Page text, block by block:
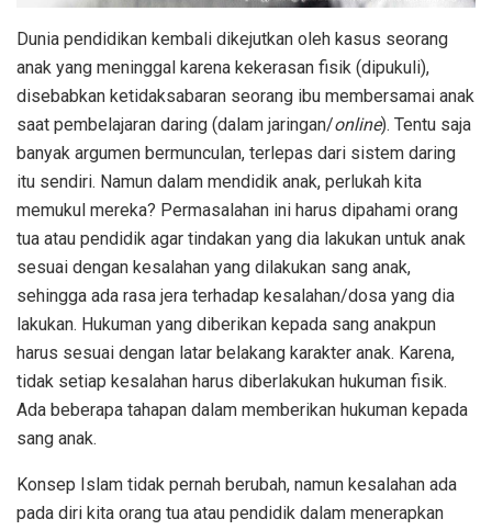
Dunia pendidikan kembali dikejutkan oleh kasus seorang
anak yang meninggal karena kekerasan fisik (dipukuli),
disebabkan ketidaksabaran seorang ibu membersamai anak
saat pembelajaran daring (dalam jaringan/online). Tentu saja
banyak argumen bermunculan, terlepas dari sistem daring
itu sendiri. Namun dalam mendidik anak, perlukah kita
memukul mereka? Permasalahan ini harus dipahami orang
tua atau pendidik agar tindakan yang dia lakukan untuk anak
sesuai dengan kesalahan yang dilakukan sang anak,
sehingga ada rasa jera terhadap kesalahan/dosa yang dia
lakukan. Hukuman yang diberikan kepada sang anakpun
harus sesuai dengan latar belakang karakter anak. Karena,
tidak setiap kesalahan harus diberlakukan hukuman fisik.
Ada beberapa tahapan dalam memberikan hukuman kepada
sang anak.
Konsep Islam tidak pernah berubah, namun kesalahan ada
pada diri kita orang tua atau pendidik dalam menerapkan